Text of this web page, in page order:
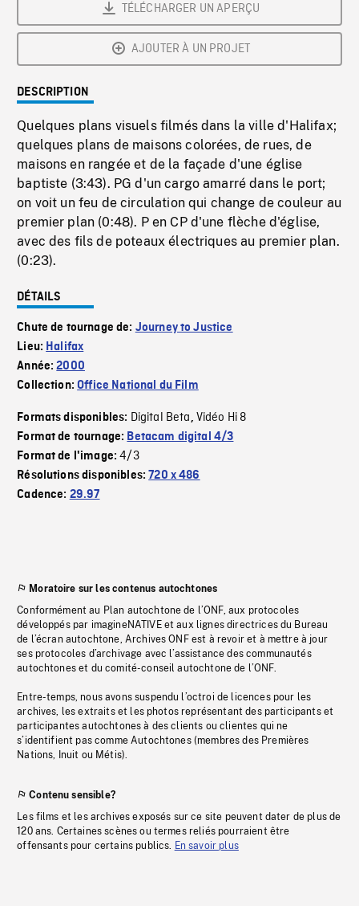
TÉLÉCHARGER UN APERÇU
AJOUTER À UN PROJET
DESCRIPTION
Quelques plans visuels filmés dans la ville d'Halifax;
quelques plans de maisons colorées, de rues, de
maisons en rangée et de la façade d'une église
baptiste (3:43). PG d'un cargo amarré dans le port;
on voit un feu de circulation qui change de couleur au
premier plan (0:48). P en CP d'une flèche d'église,
avec des fils de poteaux électriques au premier plan.
(0:23).
DÉTAILS
Chute de tournage de: Journey to Justice
Lieu: Halifax
Année:2000
Collection:Office National du Film
Formats disponibles: Digital Beta, Vidéo Hi 8
Format de tournage: Betacam digital 4/3
Format de l'image:4/3
Résolutions disponibles:720 x 486
Cadence: 29.97
Moratoire sur les contenus autochtones
Conformément au Plan autochtone de l’ONF, aux protocoles
développés par imagineNATIVE et aux lignes directrices du Bureau
de l’écran autochtone, Archives ONF est à revoir et à mettre à jour
ses protocoles d’archivage avec l’assistance des communautés
autochtones et du comité-conseil autochtone de l’ONF.
Entre-temps, nous avons suspendu l’octroi de licences pour les
archives, les extraits et les photos représentant des participants et
participantes autochtones à des clients ou clientes qui ne
s’identifient pas comme Autochtones (membres des Premières
Nations, Inuit ou Métis).
Contenu sensible?
Les films et les archives exposés sur ce site peuvent dater de plus de
120 ans. Certaines scènes ou termes reliés pourraient être
offensants pour certains publics. En savoir plus